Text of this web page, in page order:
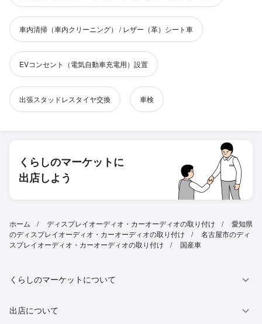
車内清掃（車内クリーニング） / レザー（革）シート車
EVコンセント（電気自動車充電用）設置
出張スタッドレスタイヤ交換 車検
くらしのマーケットに
出店しよう
ホーム ディスプレイオーディオ・カーオーディオの取り付け
愛知県
のディスプレイオーディオ・カーオーディオの取り付け
名古屋市のディ
スプレイオーディオ・カーオーディオの取り付け
国産車
くらしのマーケットについて
出店について